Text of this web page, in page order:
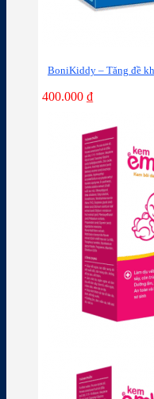
BoniKiddy – Tăng đề
400.000 ₫